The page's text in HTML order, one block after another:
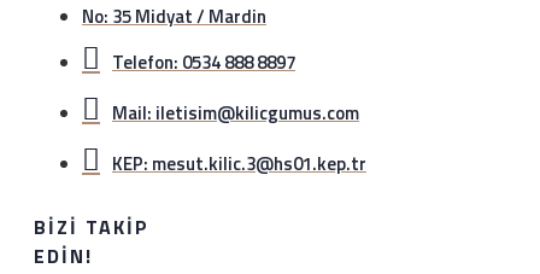
No: 35 Midyat / Mardin
Telefon: 0534 888 8897
Mail: iletisim@kilicgumus.com
KEP: mesut.kilic.3@hs01.kep.tr
BIZI TAKIP
EDIN!